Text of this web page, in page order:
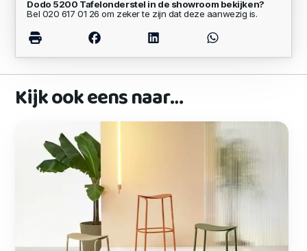
Dodo 5200 Tafelonderstel in de showroom bekijken?
Bel 020 617 01 26 om zeker te zijn dat deze aanwezig is.
Kijk ook eens naar…